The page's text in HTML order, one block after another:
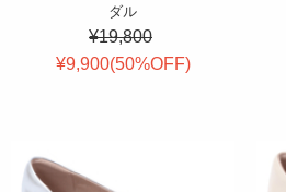
ダル
¥19,800
¥9,900(50%OFF)